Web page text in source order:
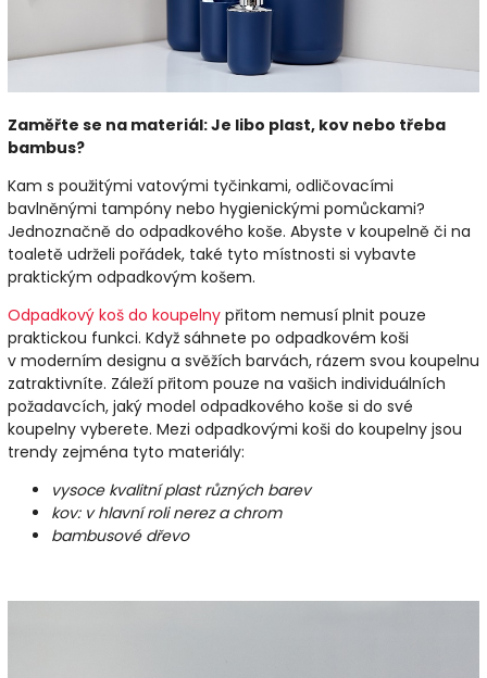
Zaměřte se na materiál: Je libo plast, kov nebo třeba
bambus?
Kam s použitými vatovými tyčinkami, odličovacími
bavlněnými tampóny nebo hygienickými pomůckami?
Jednoznačně do odpadkového koše. Abyste v koupelně či na
toaletě udrželi pořádek, také tyto místnosti si vybavte
praktickým odpadkovým košem.
Odpadkový koš do koupelny přitom nemusí plnit pouze
praktickou funkci. Když sáhnete po odpadkovém koši
v moderním designu a svěžích barvách, rázem svou koupelnu
zatraktivníte. Záleží přitom pouze na vašich individuálních
požadavcích, jaký model odpadkového koše si do své
koupelny vyberete. Mezi odpadkovými koši do koupelny jsou
trendy zejména tyto materiály:
vysoce kvalitní plast různých barev
kov: v hlavní roli nerez a chrom
bambusové dřevo